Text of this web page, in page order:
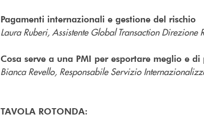
Pagamenti internazionali e gestione del rischio
Laura Ruberi, Assistente Global Transaction Direzione
Cosa serve a una PMI per esportare meglio e di
Bianca Revello, Responsabile Servizio
TAVOLA ROTONDA: